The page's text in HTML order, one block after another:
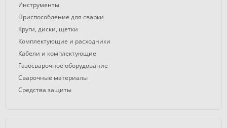
Инструменты
Приспособление для сварки
Круги, диски, щетки
Комплектующие и расходники
Кабели и комплектующие
Газосварочное оборудование
Сварочные материалы
Средства защиты